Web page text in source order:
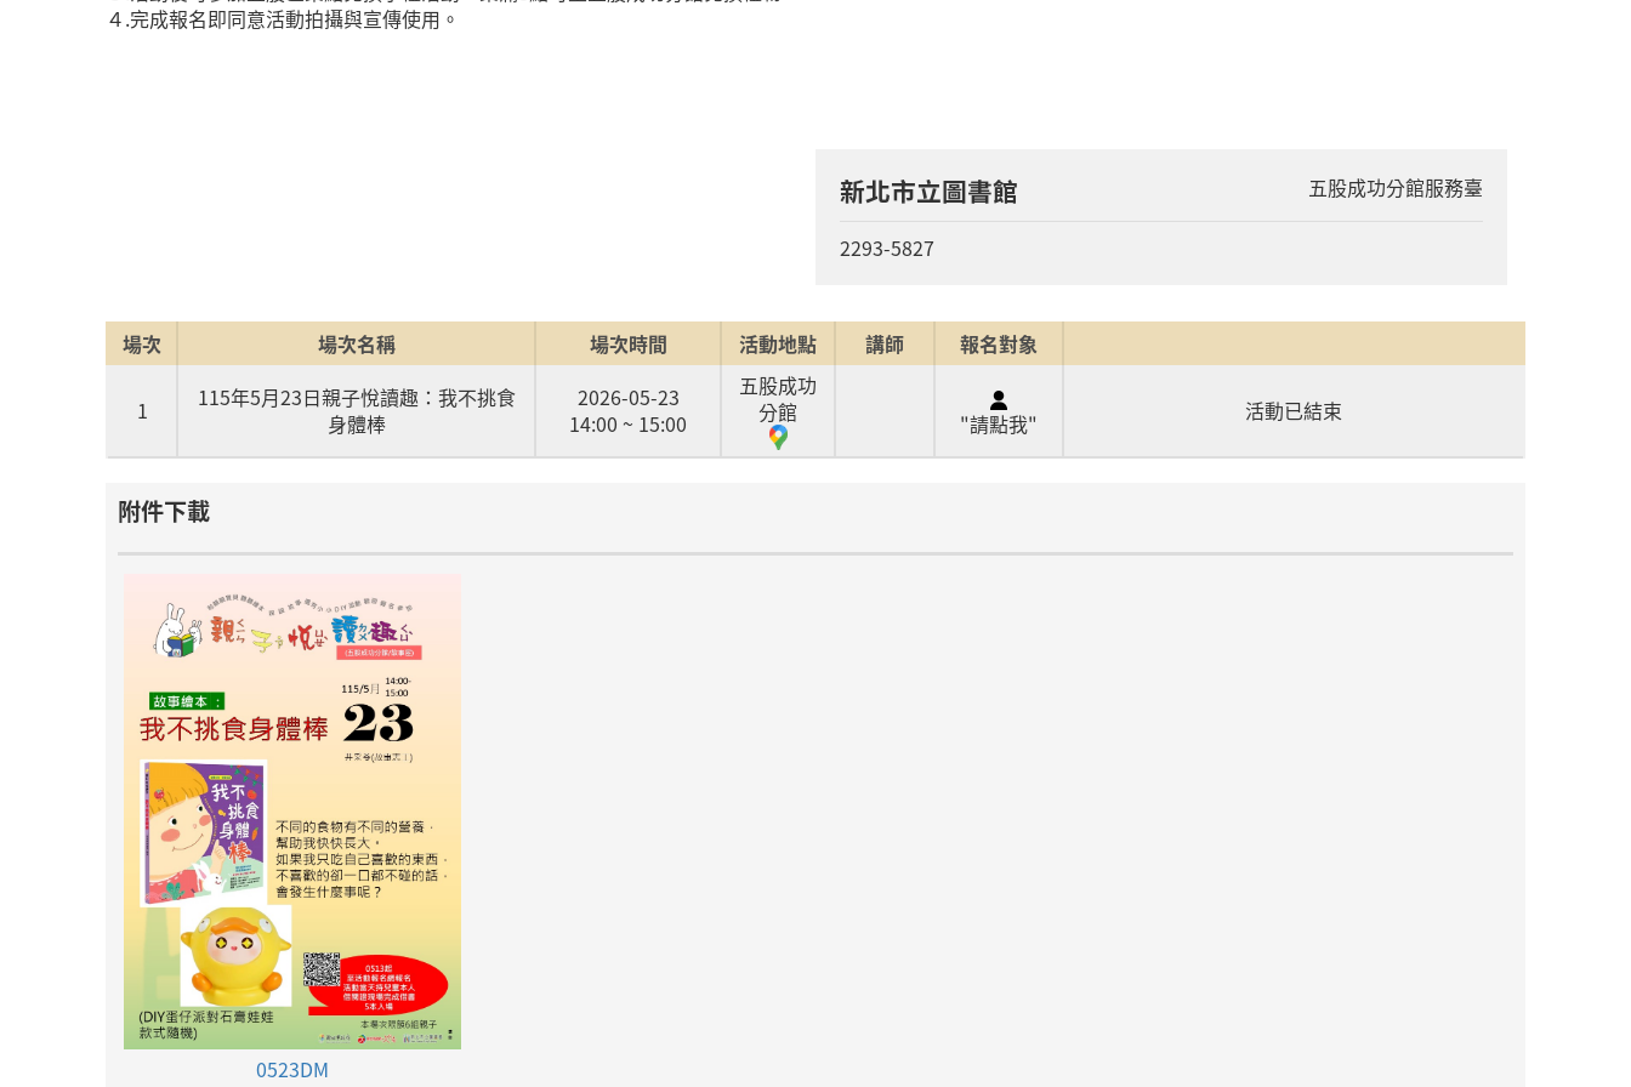
４.完成報名即同意活動拍攝與宣傳使用。
新北市立圖書館 五股成功分館服務臺
2293-5827
場次 場次名稱 場次時間 活動地點 講師 報名對象
1
115年5月23日親子悅讀趣：我不挑食
身體棒
2026-05-23
14:00 ~ 15:00
五股成功
分館
"請點我" 活動已結束
附件下載
0523DM